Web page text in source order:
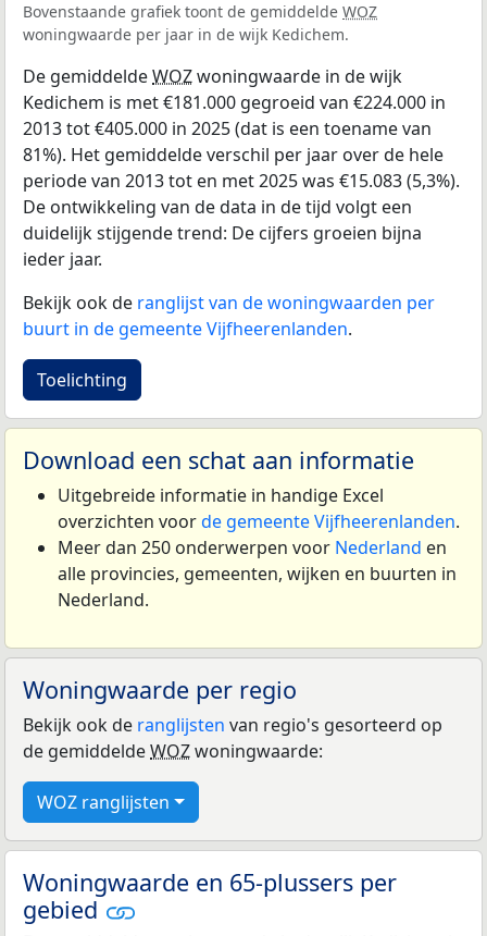
Bovenstaande grafiek toont de gemiddelde WOZ
woningwaarde per jaar in de wijk Kedichem.
De gemiddeldeWOZwoningwaarde in de wijk
Kedichem is met €181.000 gegroeid van €224.000 in
2013 tot €405.000 in 2025 (dat is een toename van
81%). Het gemiddelde verschil per jaar over de hele
periode van 2013 tot en met 2025 was €15.083 (5,3%).
De ontwikkeling van de data in de tijd volgt een
duidelijk stijgende trend: De cijfers groeien bijna
ieder jaar.
Bekijk ook de ranglijst van de woningwaarden per
buurt in de gemeente Vijfheerenlanden.
Toelichting
Download een schat aan informatie
Uitgebreide informatie in handige Excel
overzichten voorde gemeente Vijfheerenlanden.
Meer dan 250 onderwerpen voor Nederland en
alle provincies, gemeenten, wijken en buurten in
Nederland.
Woningwaarde per regio
Bekijk ook de ranglijsten van regio's gesorteerd op
de gemiddeldeWOZwoningwaarde:
WOZ ranglijsten
Woningwaarde en 65-plussers per
gebied